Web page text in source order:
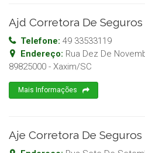
Ajd Corretora De Seguros
Telefone: 49 33533119
Endereço: Rua Dez De
89825000 - Xaxim/SC
Mais Informações
Aje Corretora De Seguros